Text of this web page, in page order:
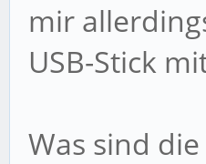
mir
USB-Stick
Was sind